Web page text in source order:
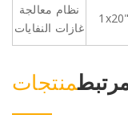
نظام معالجة
غازات النفايات
1x20"
منتجات